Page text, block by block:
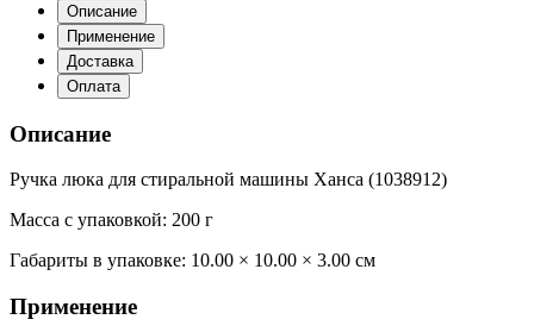
Описание
Применение
Доставка
Оплата
Описание
Ручка люка для стиральной машины Ханса (1038912)
Масса с упаковкой: 200 г
Габариты в упаковке: 10.00 × 10.00 × 3.00 см
Применение